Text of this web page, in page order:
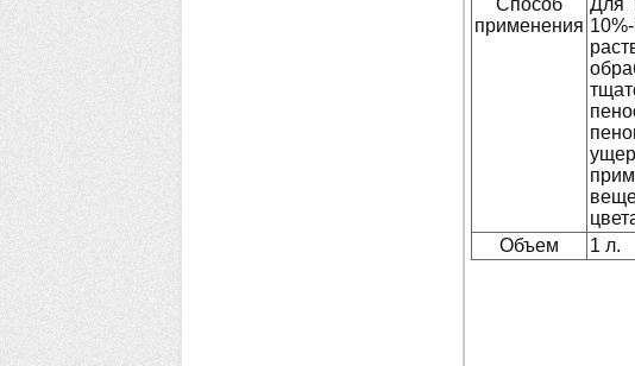
Способ
применения
Для
Объем
1 л.